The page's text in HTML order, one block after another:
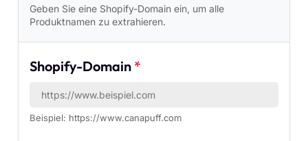
Geben Sie eine Shopify-Domain ein, um alle
Produktnamen zu extrahieren.
Shopify-Domain *
Beispiel: https://www.canapuff.com